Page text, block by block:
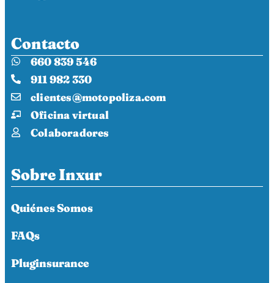
Contacto
660 839 546
911 982 330
clientes@motopoliza.com
Oficina virtual
Colaboradores
Sobre Inxur
Quiénes Somos
FAQs
Pluginsurance